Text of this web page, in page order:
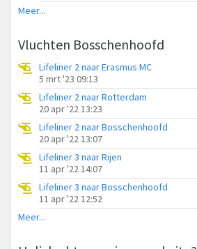
Meer...
Vluchten Bosschenhoofd
Lifeliner 2 naar Erasmus MC
5 mrt '23 09:13
Lifeliner 2 naar Rotterdam
20 apr '22 13:23
Lifeliner 2 naar Bosschenhoofd
20 apr '22 13:07
Lifeliner 3 naar Rijen
11 apr '22 14:07
Lifeliner 3 naar Bosschenhoofd
11 apr '22 12:52
Meer...